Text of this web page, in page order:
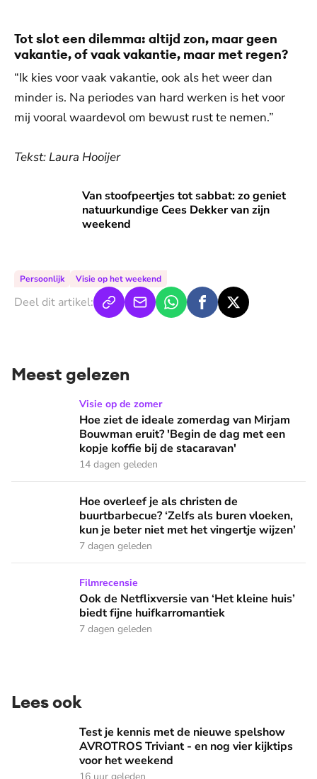
Tot slot een dilemma: altijd zon, maar geen
vakantie, of vaak vakantie, maar met regen?
“Ik kies voor vaak vakantie, ook als het weer dan
minder is. Na periodes van hard werken is het voor
mij vooral waardevol om bewust rust te nemen.”
Tekst: Laura Hooijer
Van stoofpeertjes tot sabbat: zo geniet
natuurkundige Cees Dekker van zijn
weekend
Van stoofpeertjes tot sabbat: zo geniet natuurkundige
Persoonlijk Visie op het weekend
Deel dit artikel:
Meest gelezen
Hoe ziet de ideale zomerdag van Mirjam Bouwman eruit?
Visie op de zomer
Hoe ziet de ideale zomerdag van Mirjam
Bouwman eruit? 'Begin de dag met een
kopje koffie bij de stacaravan'
14 dagen geleden
Hoe overleef je als christen de buurtbarbecue? ‘Zelfs als
Hoe overleef je als christen de
buurtbarbecue? ‘Zelfs als buren vloeken,
kun je beter niet met het vingertje wijzen’
7 dagen geleden
Ook de Netflixversie van ‘Het kleine huis’ biedt fijne
Filmrecensie
Ook de Netflixversie van ‘Het kleine huis’
biedt fijne huifkarromantiek
7 dagen geleden
Lees ook
Test je kennis met de nieuwe spelshow AVROTROS
Test je kennis met de nieuwe spelshow
AVROTROS Triviant - en nog vier kijktips
voor het weekend